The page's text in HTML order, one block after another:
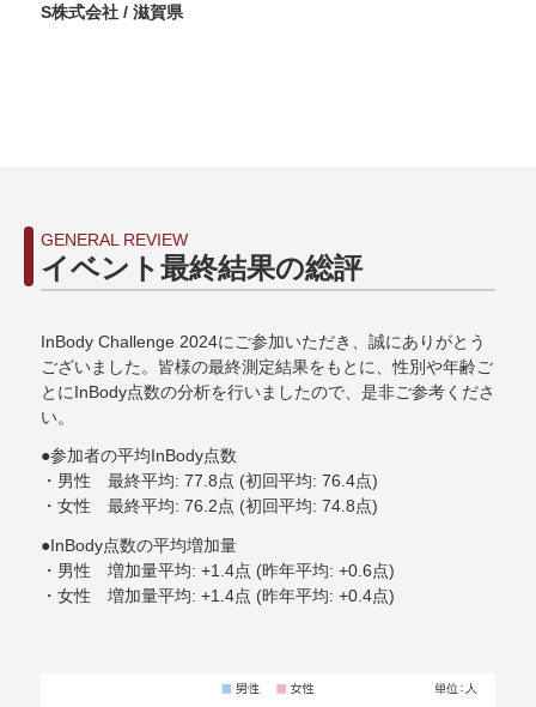
S株式会社 / 滋賀県
GENERAL REVIEW
イベント最終結果の総評
InBody Challenge 2024にご参加いただき、誠にありがとう
ございました。皆様の最終測定結果をもとに、性別や年齢ご
とにInBody点数の分析を行いましたので、是非ご参考くださ
い。
●参加者の平均InBody点数
・男性 最終平均: 77.8点 (初回平均: 76.4点)
・女性 最終平均: 76.2点 (初回平均: 74.8点)
●InBody点数の平均増加量
・男性 増加量平均: +1.4点 (昨年平均: +0.6点)
・女性 増加量平均: +1.4点 (昨年平均: +0.4点)